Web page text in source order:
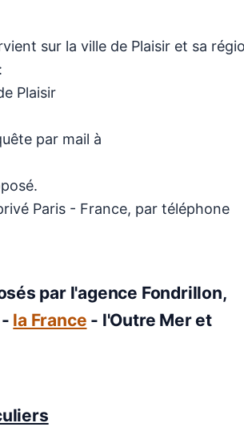
sur la ville de Plaisir et sa
Plaisir
par mail à
Paris - France, par téléphone
par l'agence Fondrillon,
- la France - l'Outre Mer et